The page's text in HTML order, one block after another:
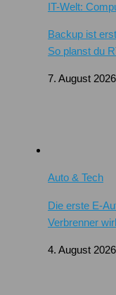
IT-Welt:
Backup ist
So planst du
7. August 2026
Auto & Tech
Die erste E-
Verbrenner
4. August 2026